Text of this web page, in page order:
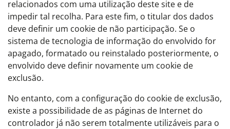
relacionados com uma utilização deste site e de
impedir tal recolha. Para este fim, o titular dos dados
deve definir um cookie de não participação. Se o
sistema de tecnologia de informação do envolvido for
apagado, formatado ou reinstalado posteriormente, o
envolvido deve definir novamente um cookie de
exclusão.
No entanto, com a configuração do cookie de exclusão,
existe a possibilidade de as páginas de Internet do
controlador já não serem totalmente utilizáveis para o